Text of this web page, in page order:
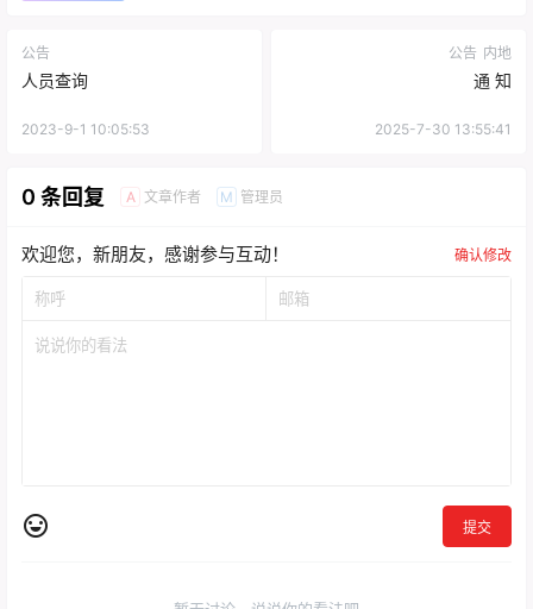
公告
人员查询
2023-9-1 10:05:53
公告 内地
通 知
2025-7-30 13:55:41
0 条回复 A 文章作者 M 管理员
欢迎您，新朋友，感谢参与互动！ 确认修改
提交